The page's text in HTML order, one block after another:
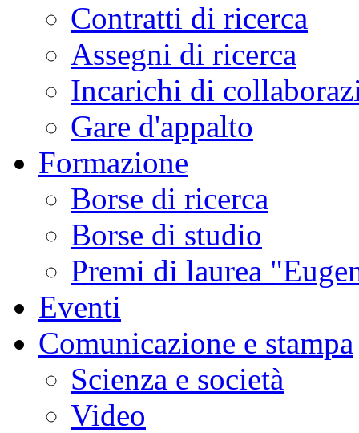
Contratti di ricerca
Assegni di ricerca
Incarichi di
Gare d'appalto
Formazione
Borse di ricerca
Borse di studio
Premi di laurea
Eventi
Comunicazione e stampa
Scienza e società
Video